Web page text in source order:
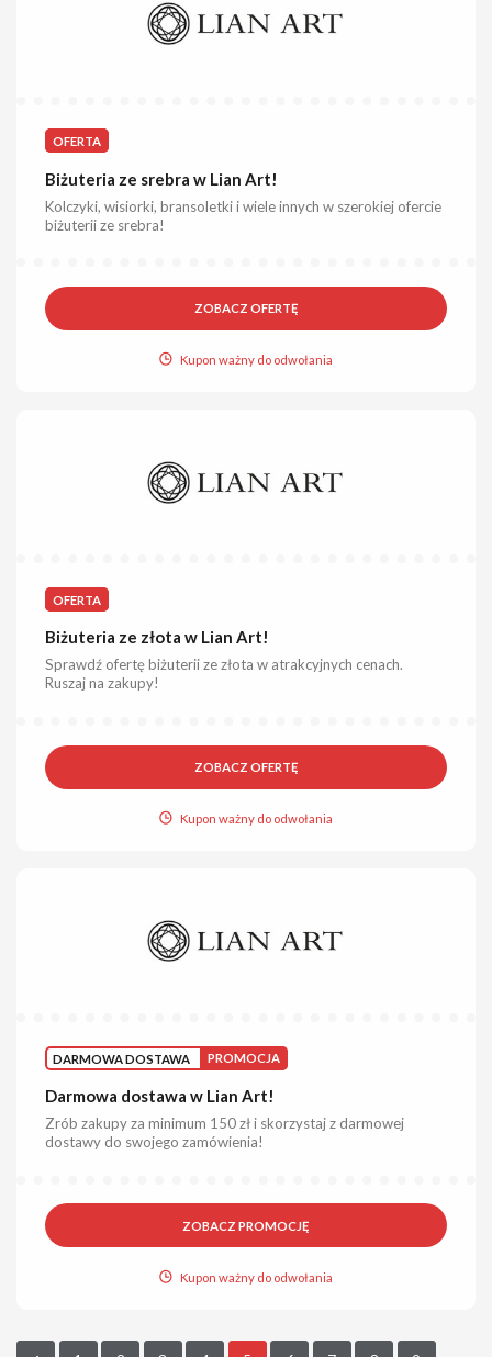
OFERTA
Biżuteria ze srebra w Lian Art!
Kolczyki, wisiorki, bransoletki i wiele innych w szerokiej ofercie
biżuterii ze srebra!
ZOBACZ OFERTĘ
Kupon ważny do odwołania
OFERTA
Biżuteria ze złota w Lian Art!
Sprawdź ofertę biżuterii ze złota w atrakcyjnych cenach.
Ruszaj na zakupy!
ZOBACZ OFERTĘ
Kupon ważny do odwołania
DARMOWA DOSTAWA PROMOCJA
Darmowa dostawa w Lian Art!
Zrób zakupy za minimum 150 zł i skorzystaj z darmowej
dostawy do swojego zamówienia!
ZOBACZ PROMOCJĘ
Kupon ważny do odwołania